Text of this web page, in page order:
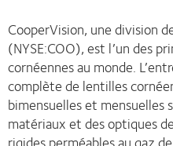
CooperVision, une division
(NYSE:COO), est l’un des
cornéennes au monde.
complète de lentilles
bimensuelles et mensuelles
matériaux et des optiques